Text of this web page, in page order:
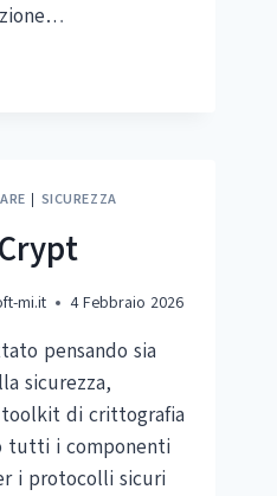
| SICUREZZA
mi.it 4 Febbraio 2026
pensando sia
sicurezza,
di crittografia
tutti i componenti
i protocolli sicuri